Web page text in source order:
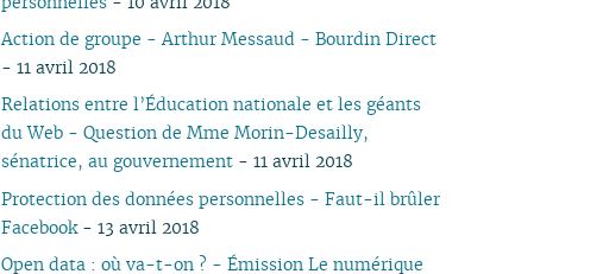
02
02
01
04
02
01
02
02
Action de groupe - Arthur Messaud - Bourdin Direct
- 11 avril 2018
Relations entre l’Éducation nationale et les géants
du Web - Question de Mme Morin-Desailly,
sénatrice, au gouvernement - 11 avril 2018
Protection des données personnelles - Faut-il brûler
Facebook- 13 avril 2018
Open data : où va-t-on ? - Émission Le numérique